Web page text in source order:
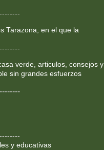
Tarazona, en el que la
verde, articulos, consejos y
sin grandes esfuerzos
y educativas